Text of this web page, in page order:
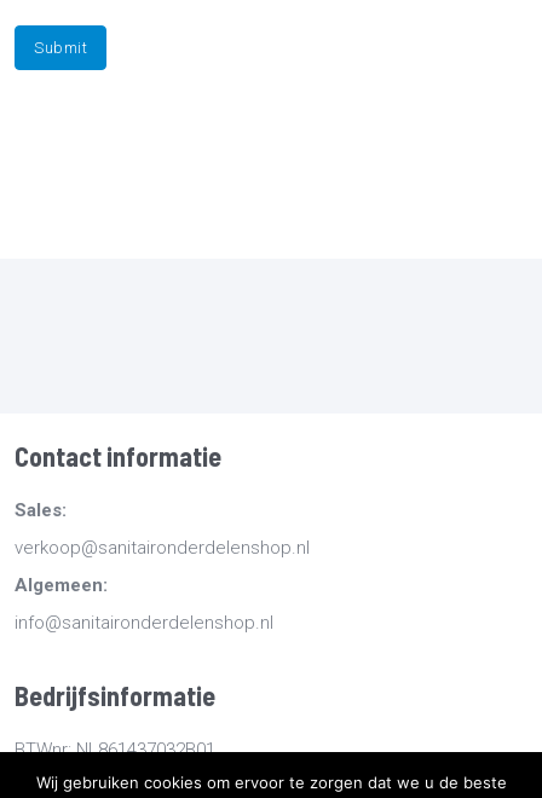
Contact informatie
Sales:
verkoop@sanitaironderdelenshop.nl
Algemeen:
info@sanitaironderdelenshop.nl
Bedrijfsinformatie
BTWnr: NL861437032B01
KvKnr: 78527112
Wij gebruiken cookies om ervoor te zorgen dat we u de beste